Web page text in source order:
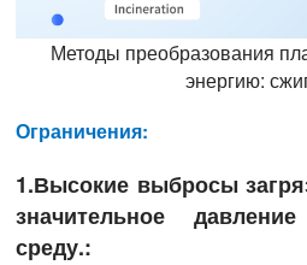
Методы преобразования
энергию:
Ограничения:
1.Высокие выбросы
значительное
среду.: